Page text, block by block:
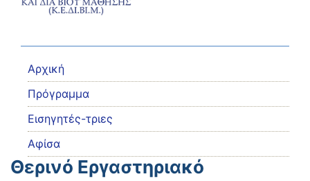
Αρχική
Πρόγραμμα
Εισηγητές-τριες
Αφίσα
Θερινό Εργαστηριακό